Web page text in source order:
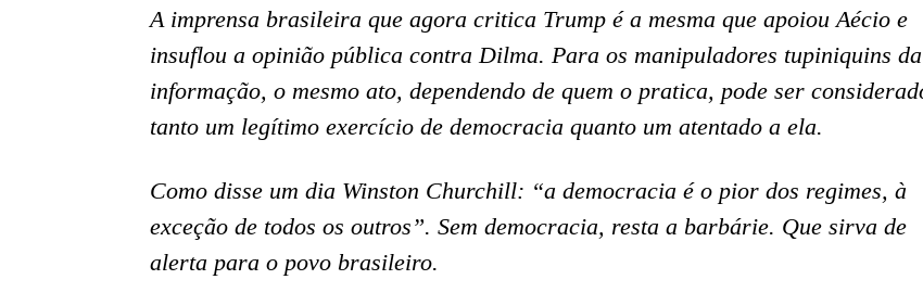
A imprensa brasileira que agora critica Trump é a mesma que apoiou Aécio e
insuflou a opinião pública contra Dilma. Para os manipuladores tupiniquins da
informação, o mesmo ato, dependendo de quem o pratica, pode ser
tanto um legítimo exercício de democracia quanto um atentado a ela.
Como disse um dia Winston Churchill: “a democracia é o pior dos regimes, à
exceção de todos os outros”. Sem democracia, resta a barbárie. Que sirva de
alerta para o povo brasileiro.